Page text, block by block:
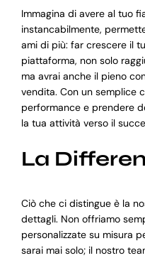
Immagina di avere al tuo
instancabilmente,
ami di più: far crescere il
piattaforma, non solo
ma avrai anche il pieno
vendita. Con un semplice
performance e prendere
la tua attività verso il
La
Ciò che ci distingue è la
dettagli. Non offriamo
personalizzate su misura
sarai mai solo; il nostro